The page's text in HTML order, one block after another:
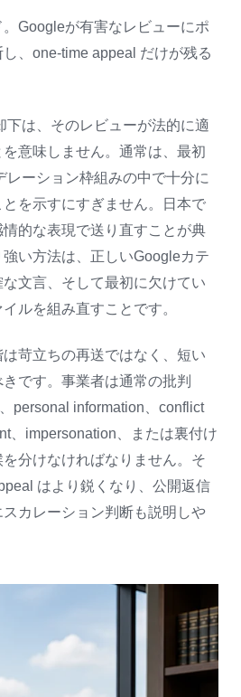
Googleが有害なレビューにポ
、one-time appeal だけが残る
下は、そのレビューが法的に適
意味しません。通常は、最初
レーション枠組みの中で十分に
を示すにすぎません。日本で
的な表現で送り直すことが典
い方法は、正しいGoogleカテ
文言、そして最初に欠けてい
ルを組み直すことです。
苛立ちの再送ではなく、短い
です。事業者は通常の批判
personal information、conflict
、impersonation、または裏付け
分けなければなりません。そ
はより鋭くなり、公開返信
カレーション判断も説明しや